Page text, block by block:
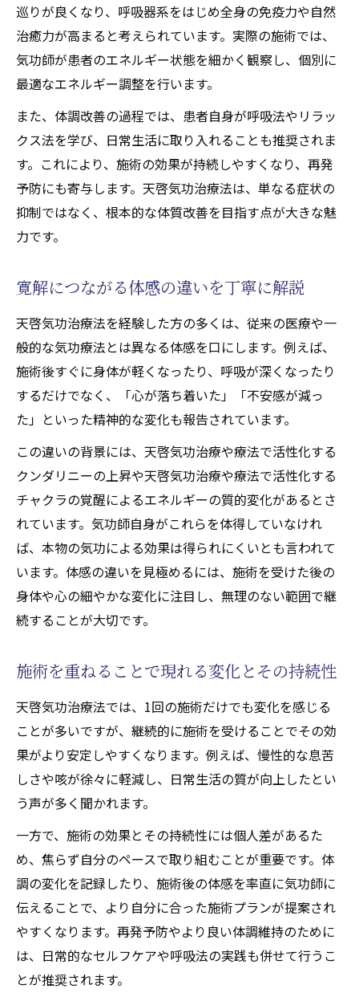
巡りが良くなり、呼吸器系をはじめ全身の免疫力や自然
治癒力が高まると考えられています。実際の施術では、
気功師が患者のエネルギー状態を細かく観察し、個別に
最適なエネルギー調整を行います。
また、体調改善の過程では、患者自身が呼吸法やリラッ
クス法を学び、日常生活に取り入れることも推奨されま
す。これにより、施術の効果が持続しやすくなり、再発
予防にも寄与します。天啓気功治療法は、単なる症状の
抑制ではなく、根本的な体質改善を目指す点が大きな魅
力です。
寛解につながる体感の違いを丁寧に解説
天啓気功治療法を経験した方の多くは、従来の医療や一
般的な気功療法とは異なる体感を口にします。例えば、
施術後すぐに身体が軽くなったり、呼吸が深くなったり
するだけでなく、「心が落ち着いた」「不安感が減っ
た」といった精神的な変化も報告されています。
この違いの背景には、天啓気功治療や療法で活性化する
クンダリニーの上昇や天啓気功治療や療法で活性化する
チャクラの覚醒によるエネルギーの質的変化があるとさ
れています。気功師自身がこれらを体得していなけれ
ば、本物の気功による効果は得られにくいとも言われて
います。体感の違いを見極めるには、施術を受けた後の
身体や心の細やかな変化に注目し、無理のない範囲で継
続することが大切です。
施術を重ねることで現れる変化とその持続性
天啓気功治療法では、1回の施術だけでも変化を感じる
ことが多いですが、継続的に施術を受けることでその効
果がより安定しやすくなります。例えば、慢性的な息苦
しさや咳が徐々に軽減し、日常生活の質が向上したとい
う声が多く聞かれます。
一方で、施術の効果とその持続性には個人差があるた
め、焦らず自分のペースで取り組むことが重要です。体
調の変化を記録したり、施術後の体感を率直に気功師に
伝えることで、より自分に合った施術プランが提案され
やすくなります。再発予防やより良い体調維持のために
は、日常的なセルフケアや呼吸法の実践も併せて行うこ
とが推奨されます。